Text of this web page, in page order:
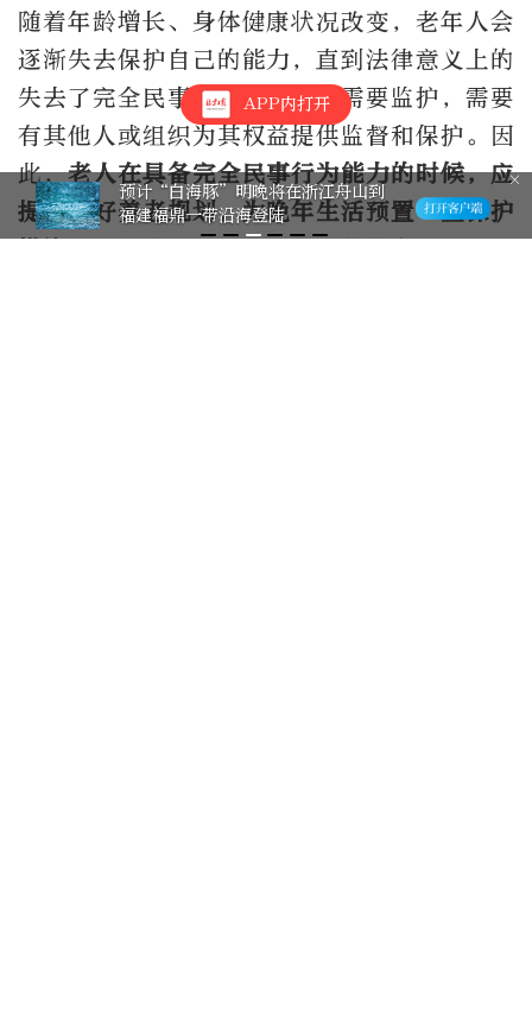
随着年龄增长、身体健康状况改变，老年人会
逐渐失去保护自己的能力，直到法律意义上的
失去了完全民事行为能力，就需要监护，需要
有其他人或组织为其权益提供监督和保护。因
此，老人在具备完全民事行为能力的时候，应
提前做好养老规划，为晚年生活预置一些保护
APP内打开
预计“白海豚”明晚将在浙江舟山到
福建福鼎一带沿海登陆